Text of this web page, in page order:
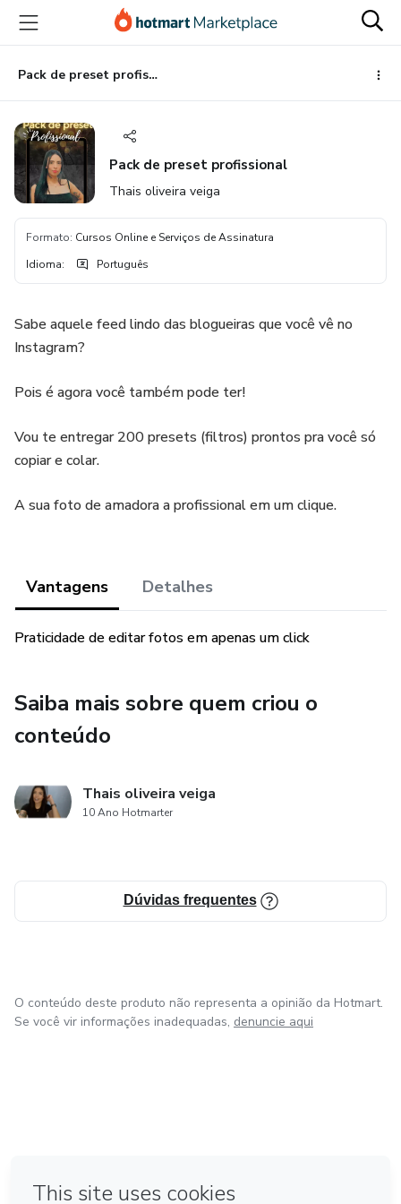
para
conteúdo
principal
para
pagamento
para
rodapé
Pack de preset profissional
Pack de preset profissional
Thais oliveira veiga
Formato: Cursos Online e Serviços de Assinatura
Idioma: Português
Sabe aquele feed lindo das blogueiras que você vê no
Instagram?
Pois é agora você também pode ter!
Vou te entregar 200 presets (filtros) prontos pra você só
copiar e colar.
A sua foto de amadora a profissional em um clique.
Vantagens Detalhes
Praticidade de editar fotos em apenas um click
Saiba mais sobre quem criou o
conteúdo
Thais oliveira veiga
10 Ano Hotmarter
Dúvidas frequentes
O conteúdo deste produto não representa a opinião da Hotmart.
Se você vir informações inadequadas, denuncie aqui
Feito com ❤ na Cidade do México